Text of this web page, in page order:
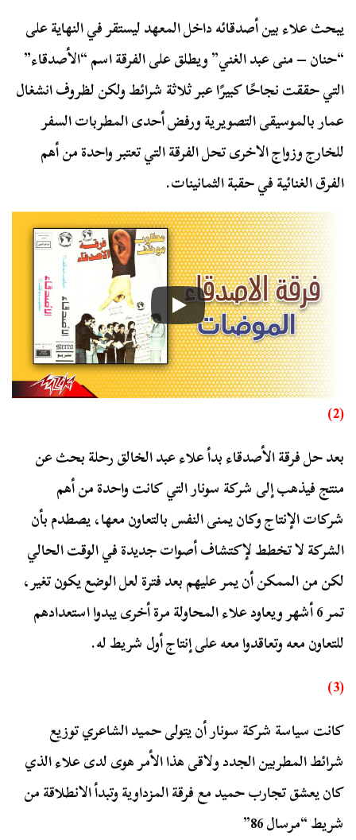
يبحث علاء بين أصدقائه داخل المعهد ليستقر في النهاية على
“حنان – منى عبد الغني” ويطلق على الفرقة اسم “الأصدقاء”
التي حققت نجاحًا كبيرًا عبر ثلاثة شرائط ولكن لظروف انشغال
عمار بالموسيقى التصويرية ورفض أحدى المطربات السفر
للخارج وزواج الاخرى تحل الفرقة التي تعتبر واحدة من أهم
الفرق الغنائية في حقبة الثمانينات.
(2)
بعد حل فرقة الأصدقاء بدأ علاء عبد الخالق رحلة بحث عن
منتج فيذهب إلى شركة سونار التي كانت واحدة من أهم
شركات الإنتاج وكان يمنى النفس بالتعاون معها، يصطدم بأن
الشركة لا تخطط لإكتشاف أصوات جديدة في الوقت الحالي
لكن من الممكن أن يمر عليهم بعد فترة لعل الوضع يكون تغير،
تمر 6 أشهر ويعاود علاء المحاولة مرة أخرى يبدوا استعدادهم
للتعاون معه وتعاقدوا معه على إنتاج أول شريط له.
(3)
كانت سياسة شركة سونار أن يتولى حميد الشاعري توزيع
شرائط المطربين الجدد ولاقى هذا الأمر هوى لدى علاء الذي
كان يعشق تجارب حميد مع فرقة المزداوية وتبدأ الانطلاقة من
شريط “مرسال 86”